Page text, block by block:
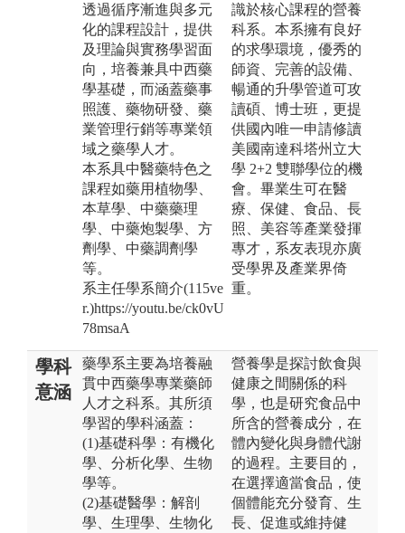
透過循序漸進與多元
化的課程設計，提供
及理論與實務學習面
向，培養兼具中西藥
學基礎，而涵蓋藥事
照護、藥物研發、藥
業管理行銷等專業領
域之藥學人才。
本系具中醫藥特色之
課程如藥用植物學、
本草學、中藥藥理
學、中藥炮製學、方
劑學、中藥調劑學
等。
系主任學系簡介(115ve
r.)https://youtu.be/ck0vU
78msaA
識於核心課程的營養
科系。本系擁有良好
的求學環境，優秀的
師資、完善的設備、
暢通的升學管道可攻
讀碩、博士班，更提
供國內唯一申請修讀
美國南達科塔州立大
學 2+2 雙聯學位的機
會。畢業生可在醫
療、保健、食品、長
照、美容等產業發揮
專才，系友表現亦廣
受學界及產業界倚
重。
學科
意涵
藥學系主要為培養融
貫中西藥學專業藥師
人才之科系。其所須
學習的學科涵蓋：
(1)基礎科學：有機化
學、分析化學、生物
學等。
(2)基礎醫學：解剖
學、生理學、生物化
營養學是探討飲食與
健康之間關係的科
學，也是研究食品中
所含的營養成分，在
體內變化與身體代謝
的過程。主要目的，
在選擇適當食品，使
個體能充分發育、生
長、促進或維持健